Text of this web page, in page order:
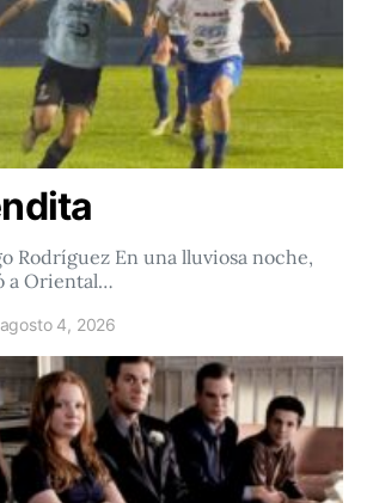
Rodríguez En una lluviosa noche,
a Oriental…
agosto 4, 2026